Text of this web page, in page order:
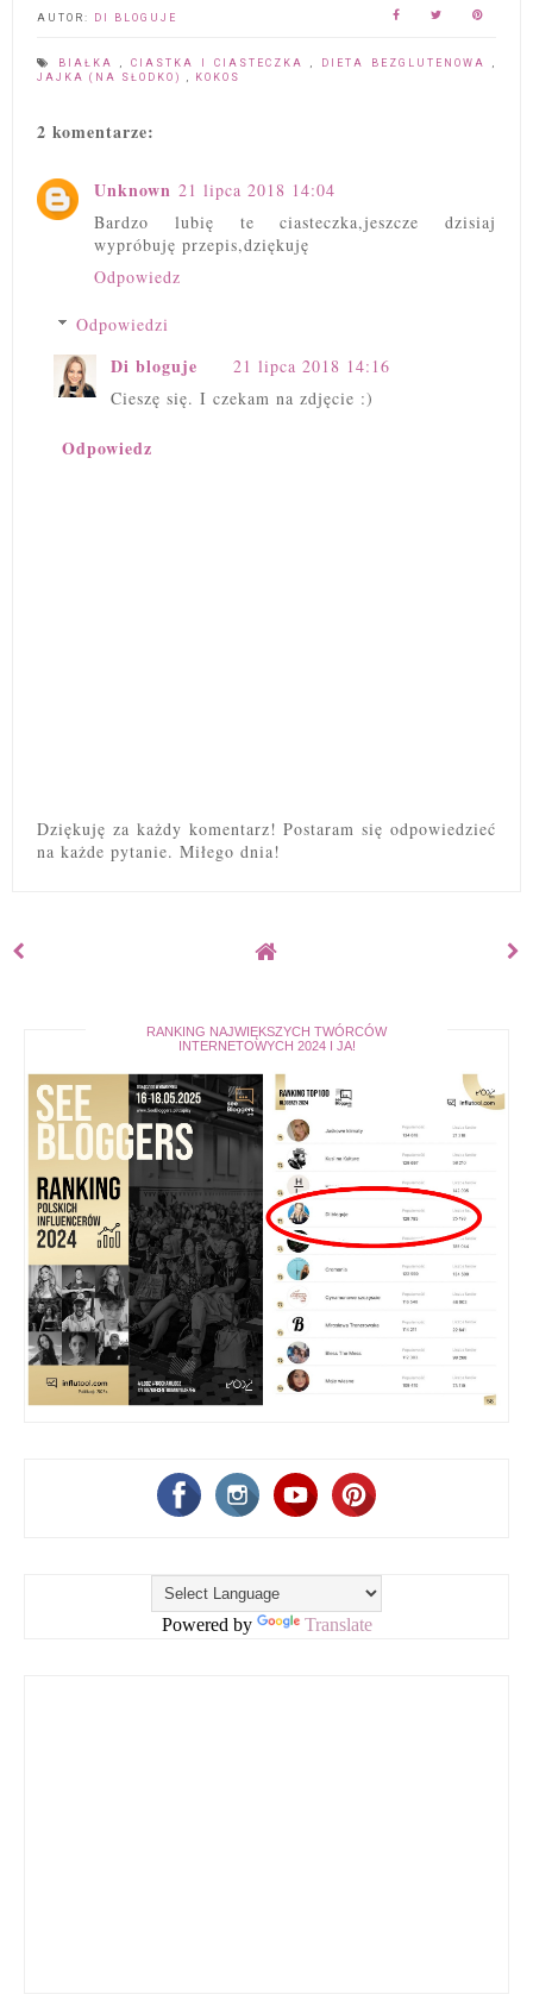
AUTOR: DI BLOGUJE
BIAŁKA , CIASTKA I CIASTECZKA , DIETA BEZGLUTENOWA ,
JAJKA (NA SŁODKO) , KOKOS
2 komentarze:
Unknown 21 lipca 2018 14:04
Bardzo lubię te ciasteczka,jeszcze dzisiaj
wypróbuję przepis,dziękuję
Odpowiedz
Odpowiedzi
Di bloguje
21 lipca 2018 14:16
Cieszę się. I czekam na zdjęcie :)
Odpowiedz
Dziękuję za każdy komentarz! Postaram się odpowiedzieć
na każde pytanie. Miłego dnia!
RANKING NAJWIĘKSZYCH TWÓRCÓW
INTERNETOWYCH 2024 I JA!
Powered by Translate